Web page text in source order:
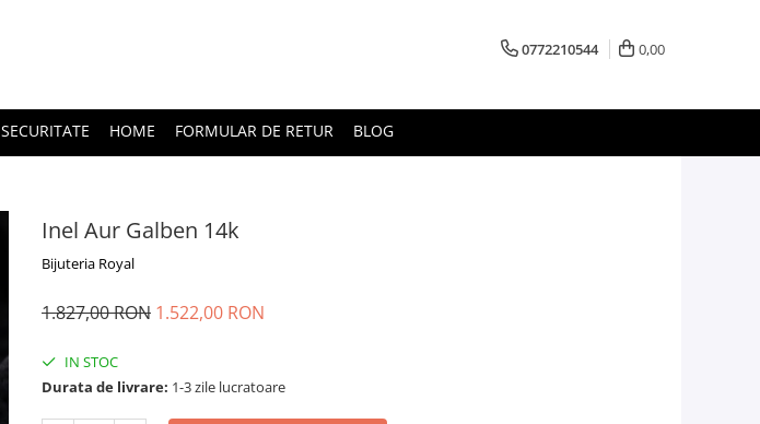
0772210544 0,00
SECURITATE HOME FORMULAR DE RETUR BLOG
Inel Aur Galben 14k
Bijuteria Royal
1.827,00 RON 1.522,00 RON
IN STOC
Durata de livrare: 1-3 zile lucratoare